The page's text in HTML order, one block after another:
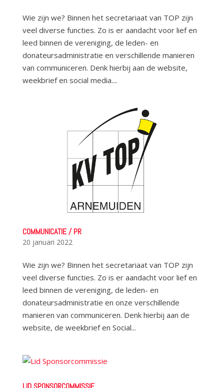
Wie zijn we? Binnen het secretariaat van TOP zijn
veel diverse functies. Zo is er aandacht voor lief en
leed binnen de vereniging, de leden- en
donateursadministratie en verschillende manieren
van communiceren. Denk hierbij aan de website,
weekbrief en social media....
COMMUNICATIE / PR
20 januari 2022
Wie zijn we? Binnen het secretariaat van TOP zijn
veel diverse functies. Zo is er aandacht voor lief en
leed binnen de vereniging, de leden- en
donateursadministratie en onze verschillende
manieren van communiceren. Denk hierbij aan de
website, de weekbrief en Social...